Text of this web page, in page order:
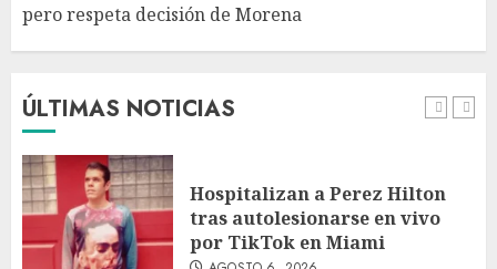
pero respeta decisión de Morena
ÚLTIMAS NOTICIAS
1
Detienen a persona por
intentar cobrar cheque falso
AGOSTO 6, 2026
Hospitalizan a Perez Hilton
tras autolesionarse en vivo
por TikTok en Miami